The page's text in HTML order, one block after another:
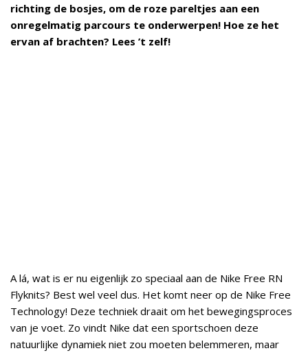
richting de bosjes, om de roze pareltjes aan een
onregelmatig parcours te onderwerpen! Hoe ze het
ervan af brachten? Lees ’t zelf!
A lá, wat is er nu eigenlijk zo speciaal aan de Nike Free RN
Flyknits? Best wel veel dus. Het komt neer op de Nike Free
Technology! Deze techniek draait om het bewegingsproces
van je voet. Zo vindt Nike dat een sportschoen deze
natuurlijke dynamiek niet zou moeten belemmeren, maar